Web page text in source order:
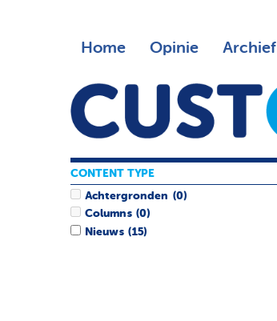
Home Opinie Archief
CONTENT TYPE
Achtergronden (0)
Columns (0)
Nieuws (15)